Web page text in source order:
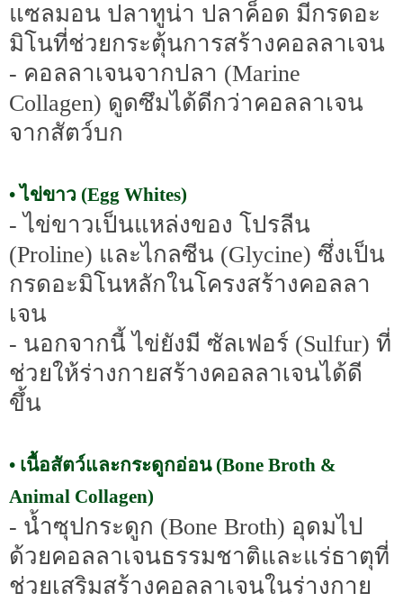
แซลมอน ปลาทูน่า ปลาค็อด มีกรดอะ
มิโนที่ช่วยกระตุ้นการสร้างคอลลาเจน
- คอลลาเจนจากปลา (Marine
Collagen) ดูดซึมได้ดีกว่าคอลลาเจน
จากสัตว์บก
• ไข่ขาว (Egg Whites)
- ไข่ขาวเป็นแหล่งของ โปรลีน
(Proline) และไกลซีน (Glycine) ซึ่งเป็น
กรดอะมิโนหลักในโครงสร้างคอลลา
เจน
- นอกจากนี้ ไข่ยังมี ซัลเฟอร์ (Sulfur) ที่
ช่วยให้ร่างกายสร้างคอลลาเจนได้ดี
ขึ้น
• เนื้อสัตว์และกระดูกอ่อน (Bone Broth &
Animal Collagen)
- น้ำซุปกระดูก (Bone Broth) อุดมไป
ด้วยคอลลาเจนธรรมชาติและแร่ธาตุที่
ช่วยเสริมสร้างคอลลาเจนในร่างกาย